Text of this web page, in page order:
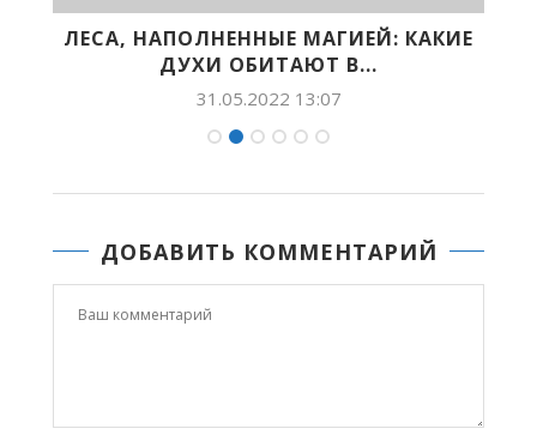
ЛЕСА, НАПОЛНЕННЫЕ МАГИЕЙ: КАКИЕ
ДУХИ ОБИТАЮТ В...
31.05.2022 13:07
ДОБАВИТЬ КОММЕНТАРИЙ